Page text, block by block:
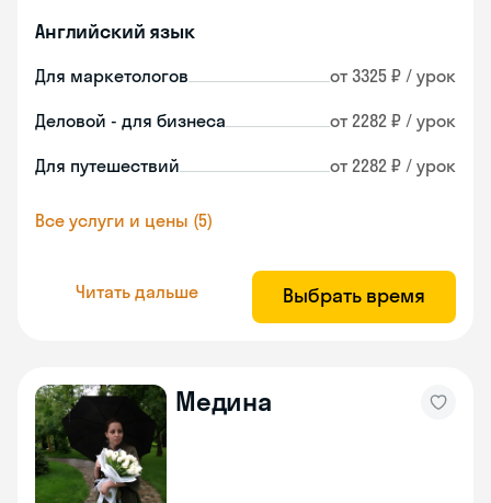
Английский язык
Для маркетологов от 3325 ₽ / урок
Деловой - для бизнеса от 2282 ₽ / урок
Для путешествий от 2282 ₽ / урок
Все услуги и цены (5)
Читать дальше Выбрать время
Медина